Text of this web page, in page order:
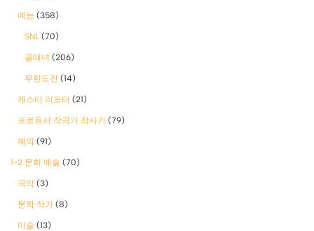
예능 (358)
SNL (70)
골때녀 (206)
무한도전 (14)
캐스터 리포터 (21)
프로듀서 작곡가 작사가 (79)
해외 (91)
1-2 문화 예술 (70)
국악 (3)
문학 작가 (8)
미술 (13)